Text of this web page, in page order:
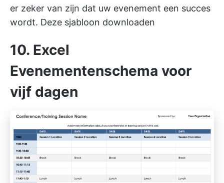
er zeker van zijn dat uw evenement een succes
wordt. Deze sjabloon downloaden
10. Excel
Evenementenschema voor
vijf dagen